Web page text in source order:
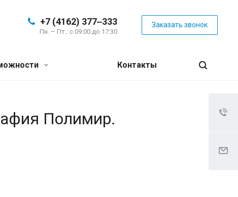
+7 (4162) 377‒333
Пн. – Пт.: с 09:00 до 17:30
Заказать звонок
Контакты
Полимир.